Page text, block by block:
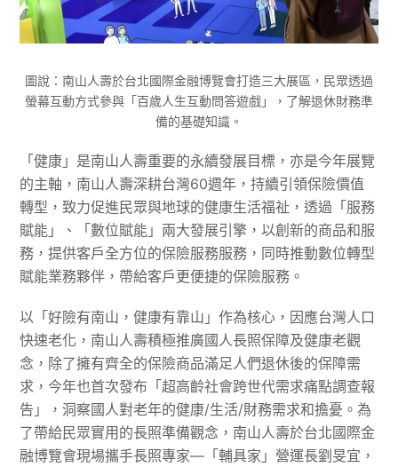
圖說：南山人壽於台北國際金融博覽會打造三大展區，民眾透過
螢幕互動方式參與「百歲人生互動問答遊戲」，了解退休財務準
備的基礎知識。
「健康」是南山人壽重要的永續發展目標，亦是今年展覽
的主軸，南山人壽深耕台灣60週年，持續引領保險價值
轉型，致力促進民眾與地球的健康生活福祉，透過「服務
賦能」、「數位賦能」兩大發展引擎，以創新的商品和服
務，提供客戶全方位的保險服務服務，同時推動數位轉型
賦能業務夥伴，帶給客戶更便捷的保險服務。
以「好險有南山，健康有靠山」作為核心，因應台灣人口
快速老化，南山人壽積極推廣國人長照保障及健康老觀
念，除了擁有齊全的保險商品滿足人們退休後的保障需
求，今年也首次發布「超高齡社會跨世代需求痛點調查報
告」，洞察國人對老年的健康/生活/財務需求和擔憂。為
了帶給民眾實用的長照準備觀念，南山人壽於台北國際金
融博覽會現場攜手長照專家—「輔具家」營運長劉旻宜，